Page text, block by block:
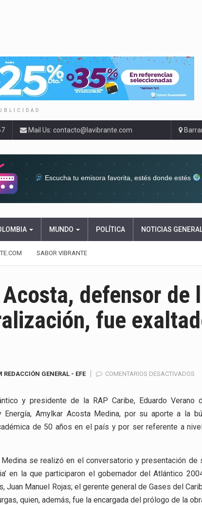
Mail Us: contacto@lavibrante.com
Escucha tu emisora favorita, estés donde estés
MUNDO POLÍTICA NOTICIAS
SABOR VIBRANTE
defensor de
fue
REDACCIÓN GENERAL - EFE COMENTARIOS DESACTIVADOS
DE
LA
LA
y presidente de la RAP Caribe, Eduardo Verano
Amylkar Acosta Medina, por su aporte a la
de 50 años en el país y por ser referente a
se realizó en el conversatorio y presentación de
en la que participaron el gobernador del Atlántico
Juan Manuel Rojas; el gerente general de Gases del
quien, además, fue la encargada del prólogo de la